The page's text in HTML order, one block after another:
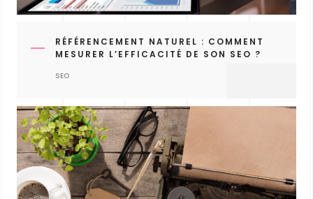
RÉFÉRENCEMENT NATUREL : COMMENT
MESURER L’EFFICACITÉ DE SON SEO ?
SEO